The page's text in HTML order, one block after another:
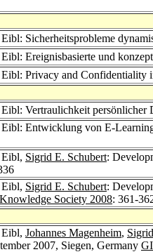
Sicherheitsprobleme
Ereignisbasierte und
Eibl: Privacy and Confidentiality
Vertraulichkeit
Eibl: Entwicklung von E-
Sigrid E. Schubert:
Sigrid E. Schubert:
Society 2008: 361-
Johannes Magenheim,
2007, Siegen, Germany